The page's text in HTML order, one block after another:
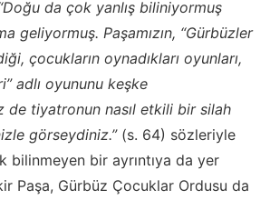
da çok yanlış biliniyormuş
geliyormuş. Paşamızın, “Gürbüzler
çocukların oynadıkları oyunları,
adlı oyununu keşke
de tiyatronun nasıl etkili bir silah
görseydiniz.”(s. 64) sözleriyle
bilinmeyen bir ayrıntıya da yer
Paşa, Gürbüz Çocuklar Ordusu da